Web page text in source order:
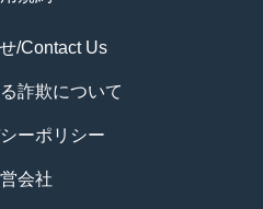
/Contact Us
詐欺について
ーポリシー
会社